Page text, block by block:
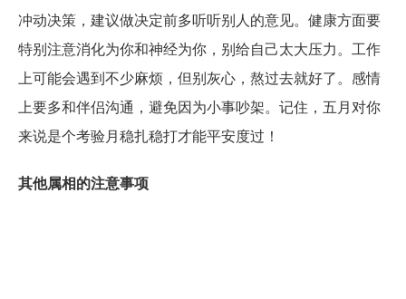
冲动决策，建议做决定前多听听别人的意见。健康方面要
特别注意消化为你和神经为你，别给自己太大压力。工作
上可能会遇到不少麻烦，但别灰心，熬过去就好了。感情
上要多和伴侣沟通，避免因为小事吵架。记住，五月对你
来说是个考验月稳扎稳打才能平安度过！
其他属相的注意事项